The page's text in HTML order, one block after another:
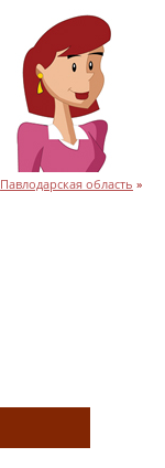
Павлодарская область »